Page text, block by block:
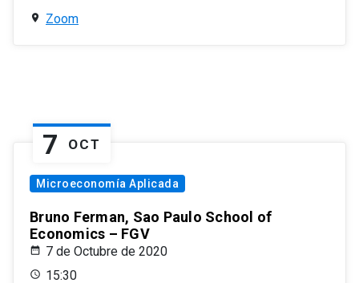
Zoom
7 OCT
Microeconomía Aplicada
Bruno Ferman, Sao Paulo School of
Economics – FGV
7 de Octubre de 2020
15:30